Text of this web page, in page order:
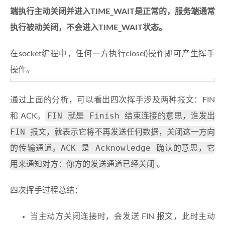
端执行主动关闭并进入TIME_WAIT是正常的，服务端通常
执行被动关闭，不会进入TIME_WAIT状态。
在socket编程中，任何一方执行close()操作即可产生挥手
操作。
通过上面的分析，可以看出四次挥手涉及两种报文：FIN
和 ACK。
FIN 就是 Finish 结束连接的意思，谁发出
FIN 报文，就表示它将不再发送任何数据，关闭这一方向
的传输通道。ACK 是 Acknowledge 确认的意思，它
用来通知对方：你方的发送通道已经关闭 。
四次挥手过程总结：
当主动方关闭连接时，会发送 FIN 报文，此时主动